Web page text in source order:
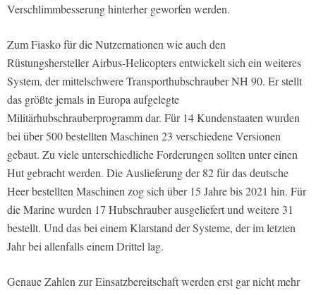
Verschlimmbesserung hinterher geworfen werden.
Zum Fiasko für die Nutzernationen wie auch den
Rüstungshersteller Airbus-Helicopters entwickelt sich ein weiteres
System, der mittelschwere Transporthubschrauber NH 90. Er stellt
das größte jemals in Europa aufgelegte
Militärhubschrauberprogramm dar. Für 14 Kundenstaaten wurden
bei über 500 bestellten Maschinen 23 verschiedene Versionen
gebaut. Zu viele unterschiedliche Forderungen sollten unter einen
Hut gebracht werden. Die Auslieferung der 82 für das deutsche
Heer bestellten Maschinen zog sich über 15 Jahre bis 2021 hin. Für
die Marine wurden 17 Hubschrauber ausgeliefert und weitere 31
bestellt. Und das bei einem Klarstand der Systeme, der im letzten
Jahr bei allenfalls einem Drittel lag.
Genaue Zahlen zur Einsatzbereitschaft werden erst gar nicht mehr